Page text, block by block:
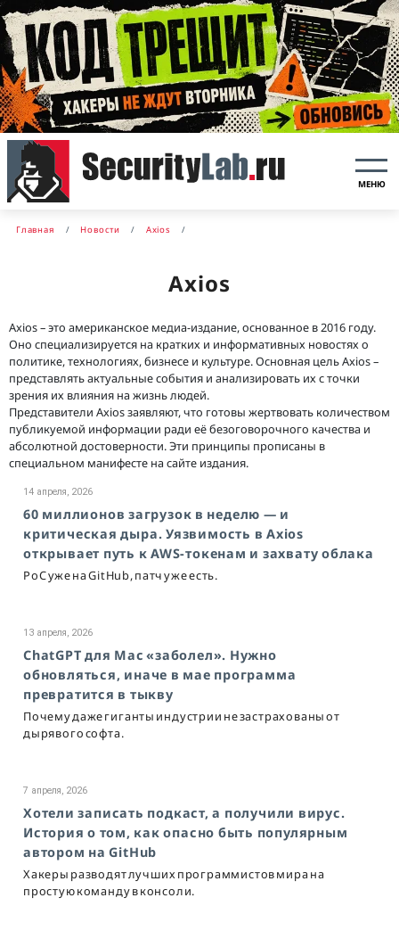
МЕНЮ
Главная Новости Axios
Axios
Axios – это американское медиа-издание, основанное в 2016 году.
Оно специализируется на кратких и информативных новостях о
политике, технологиях, бизнесе и культуре. Основная цель Axios –
представлять актуальные события и анализировать их с точки
зрения их влияния на жизнь людей.
Представители Axios заявляют, что готовы жертвовать количеством
публикуемой информации ради её безоговорочного качества и
абсолютной достоверности. Эти принципы прописаны в
специальном манифесте на сайте издания.
14 апреля, 2026
60 миллионов загрузок в неделю — и
критическая дыра. Уязвимость в Axios
открывает путь к AWS-токенам и захвату облака
PoC уже на GitHub, патч уже есть.
13 апреля, 2026
ChatGPT для Mac «заболел». Нужно
обновляться, иначе в мае программа
превратится в тыкву
Почему даже гиганты индустрии не застрахованы от
дырявого софта.
7 апреля, 2026
Хотели записать подкаст, а получили вирус.
История о том, как опасно быть популярным
автором на GitHub
Хакеры разводят лучших программистов мира на
простую команду в консоли.